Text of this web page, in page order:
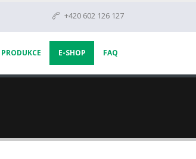
+420 602 126 127
PRODUKCE E-SHOP FAQ